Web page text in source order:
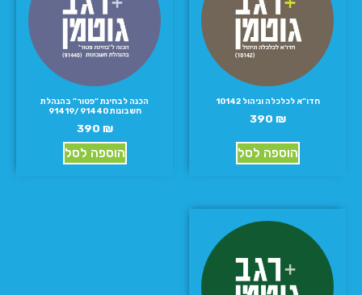
חדו”א לכלכלה וניהול 10142
390 ₪
הוספה לסל
הכנה לבחינת “פטור” בהנהלת
חשבונות 91440 /91419
390 ₪
הוספה לסל